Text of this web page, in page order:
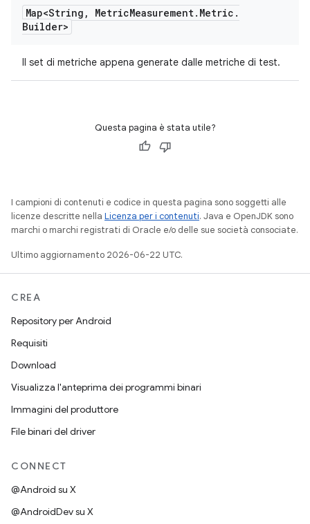
Map<String , MetricMeasurement. Metric .
Builder>
Il set di metriche appena generate dalle metriche di test.
Questa pagina è stata utile?
I campioni di contenuti e codice in questa pagina sono soggetti alle
licenze descritte nella Licenza per i contenuti. Java e OpenJDK sono
marchi o marchi registrati di Oracle e/o delle sue società consociate.
Ultimo aggiornamento 2026-06-22 UTC.
CREA
Repository per Android
Requisiti
Download
Visualizza l'anteprima dei programmi binari
Immagini del produttore
File binari del driver
CONNECT
@Android su X
@AndroidDev su X